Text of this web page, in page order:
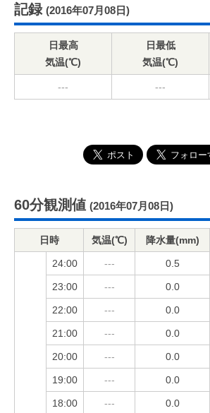
記録 (2016年07月08日)
日最高
気温(℃)
日最低
気温(℃)
--- ---
60分観測値 (2016年07月08日)
日時 気温(℃) 降水量(mm)
24:00 --- 0.5
23:00 --- 0.0
22:00 --- 0.0
21:00 --- 0.0
20:00 --- 0.0
19:00 --- 0.0
18:00 --- 0.0